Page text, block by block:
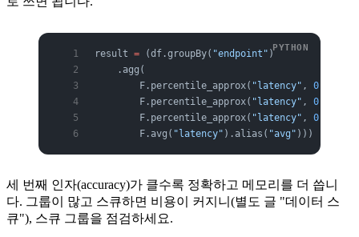
result = (df.groupBy( "endpoint" )
    .agg(
        F.percentile_approx(
"latency" , 0.5
        F.percentile_approx(
"latency" , 0.95
        F.percentile_approx(
"latency" , 0.99
        F.avg(
"latency" ).alias( "avg" )))
세 번째 인자(accuracy)가 클수록 정확하고 메모리를 더 씁니
다. 그룹이 많고 스큐하면 비용이 커지니(별도 글 "데이터 스
큐"), 스큐 그룹을 점검하세요.